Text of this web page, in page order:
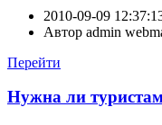
2010-09-09
Автор admin
Перейти
Нужна ли